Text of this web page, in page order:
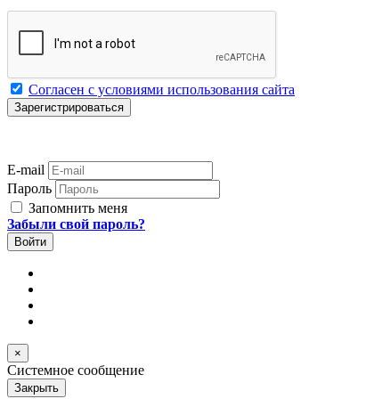
Согласен с условиями использования сайта
E-mail
Пароль
Запомнить меня
Забыли свой пароль?
×
Системное сообщение
Закрыть